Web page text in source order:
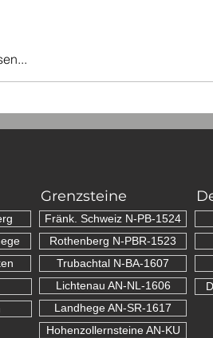
Grenzsteine
Fränk. Schweiz N-PB-1524
Rothenberg N-PBR-1523
Trubachtal N-BA-1607
Lichtenau AN-NL-1606
Landhege AN-SR-1617
Hohenzollernsteine AN-KU